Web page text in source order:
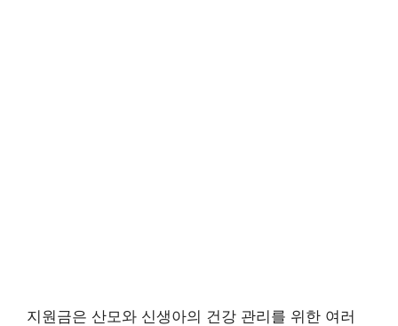
지원금은 산모와 신생아의 건강 관리를 위한 여러